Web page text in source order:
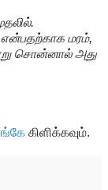
மரம்,
சொன்னால் அது
கிளிக்கவும்.